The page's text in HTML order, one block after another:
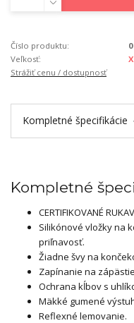
Číslo produktu:
Veľkosť:
Strážiť cenu / dostupnosť
Kompletné špecifikácie
Kompletné
CERTIFIKOVANÉ
Silikónové vložky na
priľnavosť.
Žiadne švy na
Zapínanie na
Ochrana kĺbov s
Mäkké gumené
Reflexné lemovanie.